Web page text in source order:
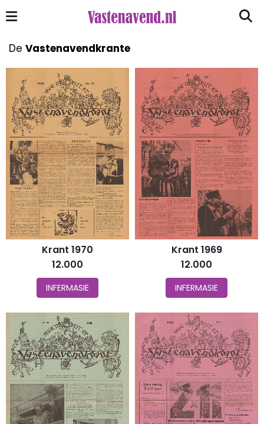
De Vastenavendkrante
Krant 1970
12.000
INFERMASIE
Krant 1969
12.000
INFERMASIE